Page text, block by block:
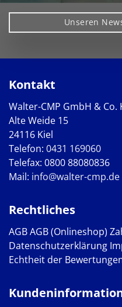
Unseren
Kontakt
Walter-CMP GmbH & Co.
Alte Weide 15
24116 Kiel
Telefon: 0431 169060
Telefax: 0800 88080836
Mail: info@walter-cmp.de
Rechtliches
AGBAGB (Onlineshop)
Datenschutzerklärung
Echtheit der